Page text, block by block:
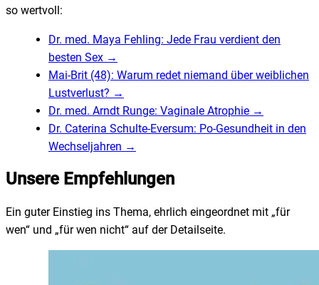
so wertvoll:
Dr. med. Maya Fehling: Jede Frau verdient den
besten Sex →
Mai-Brit (48): Warum redet niemand über weiblichen
Lustverlust? →
Dr. med. Arndt Runge: Vaginale Atrophie →
Dr. Caterina Schulte-Eversum: Po-Gesundheit in den
Wechseljahren →
Unsere Empfehlungen
Ein guter Einstieg ins Thema, ehrlich eingeordnet mit „für
wen“ und „für wen nicht“ auf der Detailseite.